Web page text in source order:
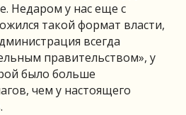
Недаром у нас еще с
такой формат власти,
всегда
правительством», у
было больше
чем у настоящего